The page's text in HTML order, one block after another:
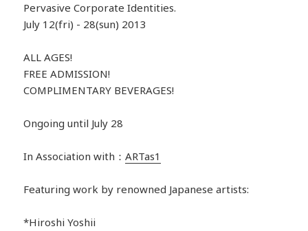
Pervasive Corporate Identities.
July 12(fri) - 28(sun) 2013
ALL AGES!
FREE ADMISSION!
COMPLIMENTARY BEVERAGES!
Ongoing until July 28
In Association with：ARTas1
Featuring work by renowned Japanese artists:
*Hiroshi Yoshii